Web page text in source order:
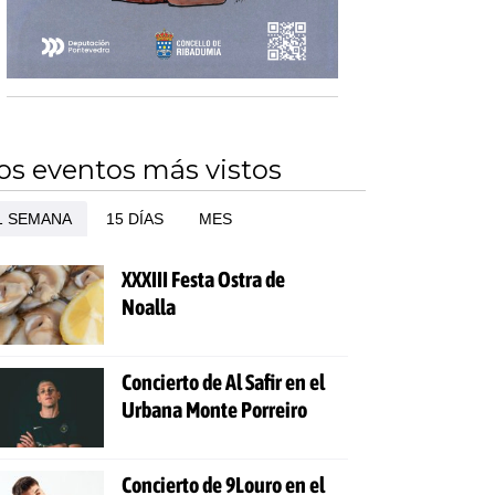
eventos más vistos
SEMANA 15 DÍAS MES
XXXIII Festa Ostra de
Noalla
Concierto de Al Safir en el
Urbana Monte Porreiro
Concierto de 9Louro en el